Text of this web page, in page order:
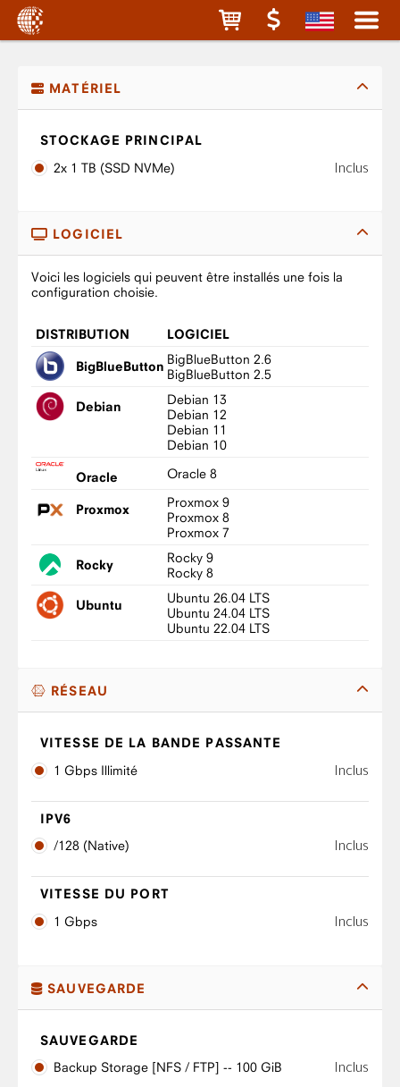
MATÉRIEL
STOCKAGE PRINCIPAL
2x 1 TB (SSD NVMe)
Inclus
LOGICIEL
Voici les logiciels qui peuvent être installés une fois la
configuration choisie.
DISTRIBUTION LOGICIEL
BigBlueButton BigBlueButton 2.6
BigBlueButton 2.5
Debian
Debian 13
Debian 12
Debian 11
Debian 10
Oracle Oracle 8
Proxmox
Proxmox 9
Proxmox 8
Proxmox 7
Rocky
Rocky 9
Rocky 8
Ubuntu
Ubuntu 26.04 LTS
Ubuntu 24.04 LTS
Ubuntu 22.04 LTS
RÉSEAU
VITESSE DE LA BANDE PASSANTE
1 Gbps Illimité
Inclus
IPV6
/128 (Native)
Inclus
VITESSE DU PORT
1 Gbps
Inclus
SAUVEGARDE
SAUVEGARDE
Backup Storage [NFS / FTP] -- 100 GiB
Inclus